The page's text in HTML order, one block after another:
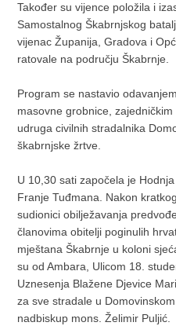
Također su vijence položila i
Samostalnog Škabrnjskog
vijenac Županija, Gradova i
ratovale na području Škabrnje.
Program se nastavio
masovne grobnice,
udruga civilnih stradalnika
škabrnjske žrtve.
U 10,30 sati započela je
Franje Tuđmana. Nakon
sudionici obilježavanja
članovima obitelji poginulih
mještana Škabrnje u koloni
su od Ambara, Ulicom 18.
Uznesenja Blažene Djevice
za sve stradale u
nadbiskup mons. Želimir Puljić.